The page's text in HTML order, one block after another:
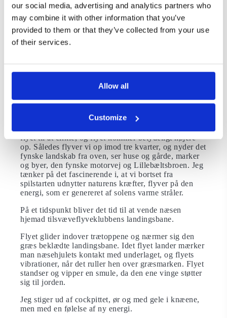
our social media, advertising and analytics partners who
may combine it with other information that you’ve
provided to them or that they’ve collected from your use
of their services.
Allow all
Customize
Kunsten at holde flyet i luften
Flyet glider roligt fremad med en anseelig hastighed,
men på højdemåleren kan man se at hastigheden
opnås på bekostning af højden. Flyets glidetal er 40,
fremad, taber det en meter i højde. Sporten er nu at få
flyet til at blive i luften. Den erfarne instruktør finder
hurtigt en sydvendt skråning, hvor solen har bagt hele
over skråningen stiger opad. Det lille variometer i
flyet til at cirkle, og flyet kommer betydeligt højere
op. Således flyver vi op imod tre kvarter, og nyder det
fynske landskab fra oven, ser huse og gårde, marker
og byer, den fynske motorvej og Lillebæltsbroen. Jeg
tænker på det fascinerende i, at vi bortset fra
spilstarten udnytter naturens kræfter, flyver på den
energi, som er genereret af solens varme stråler.
På et tidspunkt bliver det tid til at vende næsen
hjemad tilsvæveflyveklubbens landingsbane.
Flyet glider indover trætoppene og nærmer sig den
græs beklædte landingsbane. Idet flyet lander mærker
man næsehjulets kontakt med underlaget, og flyets
vibrationer, når det ruller hen over græsmarken. Flyet
standser og vipper en smule, da den ene vinge støtter
sig til jorden.
Jeg stiger ud af cockpittet, ør og med gele i knæene,
men med en følelse af ny energi.